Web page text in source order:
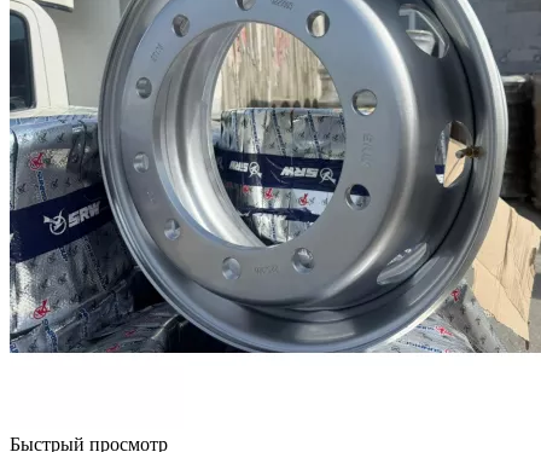
Быстрый просмотр